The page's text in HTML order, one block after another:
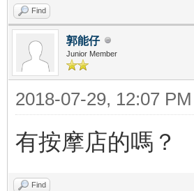
Find
郭能仔
Junior Member
2018-07-29, 12:07 PM
有按摩店的嗎？
Find